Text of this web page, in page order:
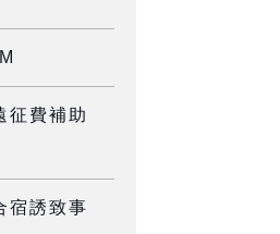
征費補助
宿誘致事